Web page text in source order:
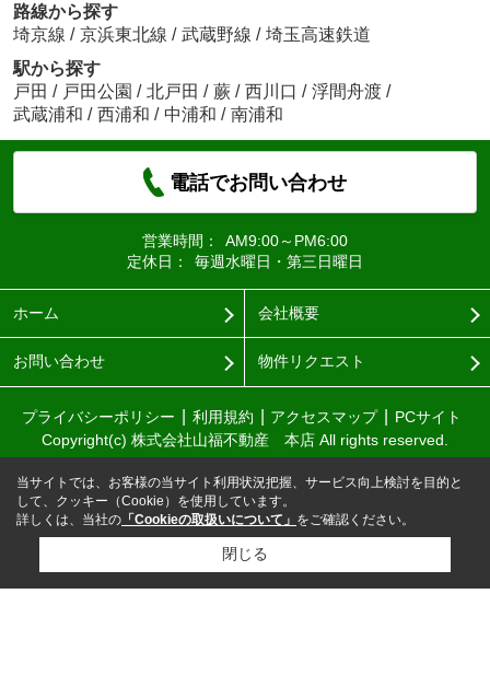
路線から探す
埼京線 / 京浜東北線 / 武蔵野線 / 埼玉高速鉄道
駅から探す
戸田 / 戸田公園 / 北戸田 / 蕨 / 西川口 / 浮間舟渡 /
武蔵浦和 / 西浦和 / 中浦和 / 南浦和
電話でお問い合わせ
営業時間：
AM9:00～PM6:00
定休日：
毎週水曜日・第三日曜日
ホーム 会社概要
お問い合わせ 物件リクエスト
プライバシーポリシー 利用規約 アクセスマップ
PCサイト
Copyright(c) 株式会社山福不動産 本店 All rights reserved.
当サイトでは、お客様の当サイト利用状況把握、サービス向上検討を目的と
して、クッキー（Cookie）を使用しています。
詳しくは、当社の 「Cookieの取扱いについて」 をご確認ください。
閉じる